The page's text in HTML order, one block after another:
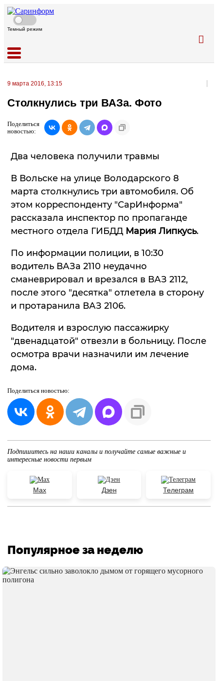
Темный режим
9 марта 2016, 13:15
Столкнулись три ВАЗа. Фото
Поделиться
новостью:
Два человека получили травмы
В Вольске на улице Володарского 8
марта столкнулись три автомобиля. Об
этом корреспонденту "СарИнформа"
рассказала инспектор по пропаганде
местного отдела ГИБДД Мария Липкусь.
По информации полиции, в 10:30
водитель ВАЗа 2110 неудачно
сманеврировал и врезался в ВАЗ 2112,
после этого "десятка" отлетела в сторону
и протаранила ВАЗ 2106.
Водителя и взрослую пассажирку
"двенадцатой" отвезли в больницу. После
осмотра врачи назначили им лечение
дома.
Поделиться новостью:
Подпишитесь на наши каналы и получайте самые важные и
интересные новости первым
Max Дзен Телеграм
Популярное за неделю